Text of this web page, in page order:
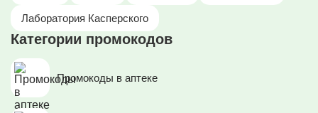
Лаборатория Касперского
Категории промокодов
Промокоды в аптеке